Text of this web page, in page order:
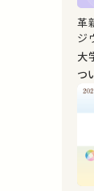
革
ジ
大
つ